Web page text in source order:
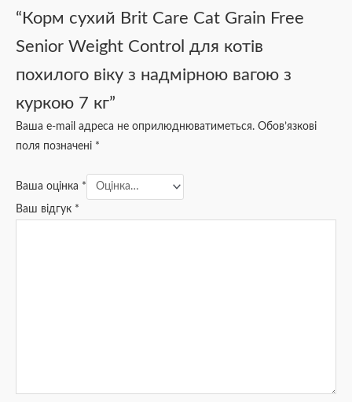
“Корм сухий Brit Care Cat Grain Free
Senior Weight Control для котів
похилого віку з надмірною вагою з
куркою 7 кг”
Ваша e-mail адреса не оприлюднюватиметься. Обов’язкові
поля позначені *
Ваша оцінка *
Ваш відгук *